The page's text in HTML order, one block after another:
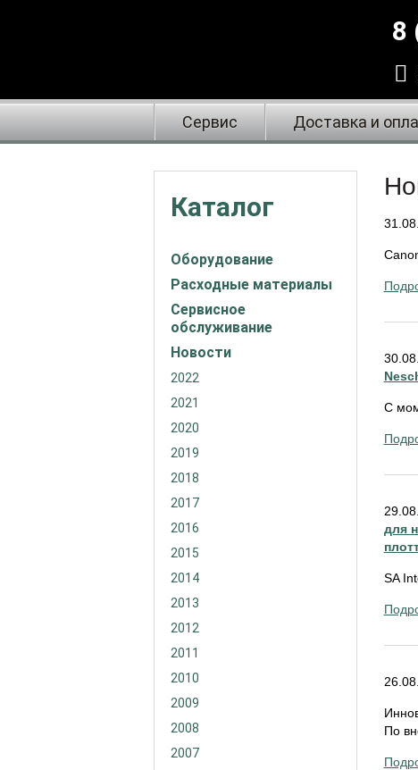
8
Сервис Доставка и
Каталог
Оборудование
Расходные материалы
Сервисное
обслуживание
Новости
2022
2021
2020
2019
2018
2017
2016
2015
2014
2013
2012
2011
2010
2009
2008
2007
С
для
SA
По